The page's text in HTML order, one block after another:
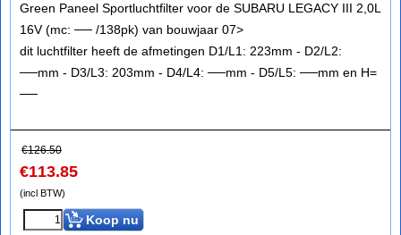
Green Paneel Sportluchtfilter voor de SUBARU LEGACY III 2,0L
16V (mc: ── /138pk) van bouwjaar 07>
dit luchtfilter heeft de afmetingen D1/L1: 223mm - D2/L2:
──mm - D3/L3: 203mm - D4/L4: ──mm - D5/L5: ──mm en H=
──
€126.50
€113.85
(incl BTW)
Koop nu